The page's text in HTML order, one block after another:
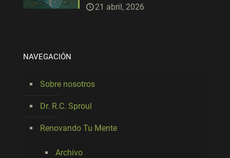
21 abril, 2026
NAVEGACIÓN
Sobre nosotros
Dr. R.C. Sproul
Renovando Tu Mente
Archivo